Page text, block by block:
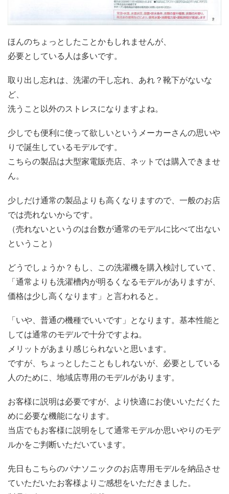
ほんのちょっとしたことかもしれませんが、
必要としている人は多いです。
取り出し忘れは、洗濯の干し忘れ、あれ？靴下がないな
ど、
洗うこと以外のストレスになりますよね。
少しでも便利に使って欲しいというメーカーさんの思いや
りで誕生しているモデルです。
こちらの製品は大型家電販売店、ネットでは購入できませ
ん。
少しだけ通常の製品よりも高くなりますので、一般のお店
では売れないからです。
（売れないというのは台数が通常のモデルに比べて出ない
ということ）
どうでしょうか？もし、この洗濯機を購入検討していて、
「通常よりも洗濯槽内が明るくなるモデルがありますが、
価格は少し高くなります」と言われると。
「いや、普通の機種でいいです」となります。基本性能と
しては通常のモデルで十分ですよね。
メリットがあまり感じられないと思います。
ですが、ちょっとしたこともしれないが、必要としている
人のために、地域店専用のモデルがあります。
お客様に説明は必要ですが、より快適にお使いいただくた
めに必要な機能になります。
当店でもお客様に説明をして通常モデルか思いやりのモデ
ルかをご判断いただいています。
先日もこちらのパナソニックのお店専用モデルを納品させ
ていただいたお客様よりご感想をいただきました。